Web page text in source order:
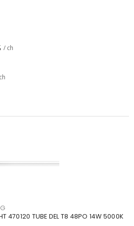
/ ch
ch
470120 TUBE DEL T8 48PO 14W 5000K